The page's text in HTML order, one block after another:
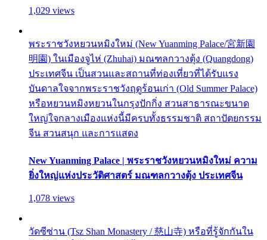
1,029 views
พระราชวังหยวนหมิงใหม่ (New Yuanming Palace/宮新園
明園) ในเมืองจูไห่ (Zhuhai) มณฑลกวางตุ้ง (Quangdong)
ประเทศจีน เป็นสวนและสถานที่ท่องเที่ยวที่ได้รับแรง
บันดาลใจจากพระราชวังฤดูร้อนเก่า (Old Summer Palace)
หรือหยวนหมิงหยวนในกรุงปักกิ่ง สวนสาธารณะขนาด
ใหญ่ใจกลางเมืองแห่งนี้มีครบทั้งธรรมชาติ สถาปัตยกรรม
จีน สวนสนุก และการแสดง
New Yuanming Palace | พระราชวังหยวนหมิงใหม่ ความ
ยิ่งใหญ่แห่งประวัติศาสตร์ มณฑลกวางตุ้ง ประเทศจีน
1,078 views
วัดซีซ่าน (Tsz Shan Monastery / 慈山寺) หรือที่รู้จักกันใน